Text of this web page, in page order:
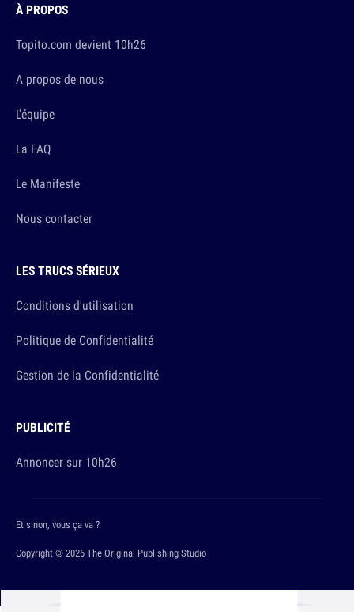
À PROPOS
Topito.com devient 10h26
A propos de nous
L'équipe
La FAQ
Le Manifeste
Nous contacter
LES TRUCS SÉRIEUX
Conditions d'utilisation
Politique de Confidentialité
Gestion de la Confidentialité
PUBLICITÉ
Annoncer sur 10h26
Copyright © 2026 The Original Publishing Studio
Et sinon, vous ça va ?